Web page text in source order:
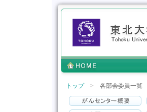
トップ> 各部会委員一覧